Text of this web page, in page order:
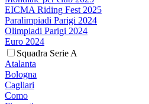
EICMA Riding Fest 2025
Paralimpiadi Parigi 2024
Olimpiadi Parigi 2024
Euro 2024
Squadra Serie A
Atalanta
Bologna
Cagliari
Como